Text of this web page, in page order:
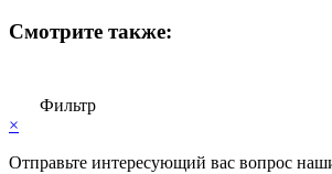
Смотрите также:
Фильтр
×
Отправьте интересующий вас вопрос